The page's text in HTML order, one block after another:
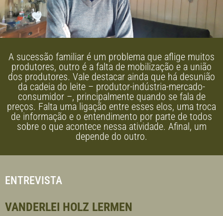
A sucessão familiar é um problema que aflige muitos
produtores, outro é a falta de mobilização e a união
dos produtores. Vale destacar ainda que há desunião
da cadeia do leite – produtor-indústria-mercado-
consumidor –, principalmente quando se fala de
preços. Falta uma ligação entre esses elos, uma troca
de informação e o entendimento por parte de todos
sobre o que acontece nessa atividade. Afinal, um
depende do outro.
ENTREVISTA
VANDERLEI HOLZ LERMEN